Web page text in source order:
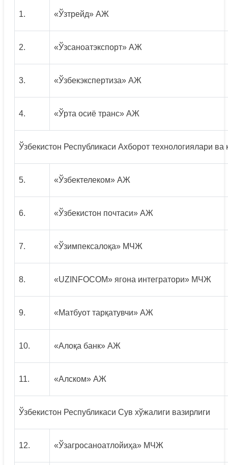
1. «Ўзтрейд» АЖ
2. «Ўзсаноатэкспорт» АЖ
3. «Ўзбекэкспертиза» АЖ
4. «Ўрта осиё транс» АЖ
Ўзбекистон Республикаси Ахборот технологиялари
5. «Ўзбектелеком» АЖ
6. «Ўзбекистон почтаси» АЖ
7. «Ўзимпексалоқа» МЧЖ
8. «UZINFOCOM» ягона интегратори» МЧЖ
9. «Матбуот тарқатувчи» АЖ
10. «Алоқа банк» АЖ
11. «Алском» АЖ
Ўзбекистон Республикаси Сув хўжалиги вазирлиги
12. «Ўзагросаноатлойиҳа» МЧЖ